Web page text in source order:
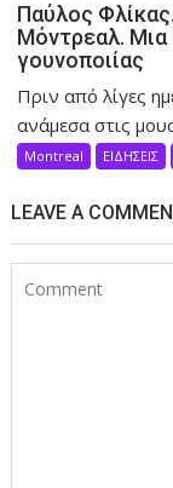
Παύλος
Μόντρεαλ. Μια
γουνοποιίας
Πριν από λίγες
ανάμεσα στις
Montreal ΕΙΔΗΣΕΙΣ
LEAVE A